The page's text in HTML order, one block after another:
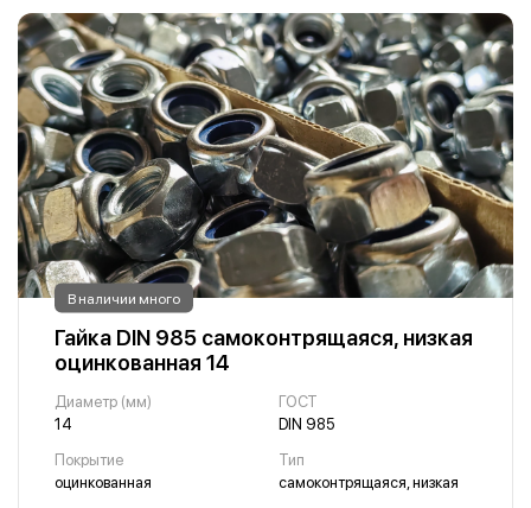
В наличии много
Гайка DIN 985 самоконтрящаяся, низкая
оцинкованная 14
Диаметр (мм)
14
ГОСТ
DIN 985
Покрытие
оцинкованная
Тип
самоконтрящаяся, низкая